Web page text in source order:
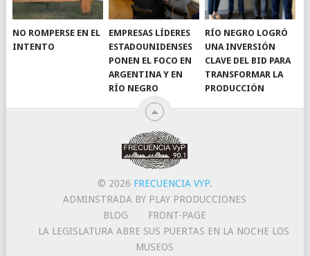
NO ROMPERSE EN EL
INTENTO
EMPRESAS LÍDERES
ESTADOUNIDENSES
PONEN EL FOCO EN
ARGENTINA Y EN
RÍO NEGRO
RÍO NEGRO LOGRÓ
UNA INVERSIÓN
CLAVE DEL BID PARA
TRANSFORMAR LA
PRODUCCIÓN
© 2026 FRECUENCIA VYP.
ADMINSTRADA BY PLAY PRODUCCIONES
BLOG
FRONT-PAGE
LA LEGISLATURA ABRE SUS PUERTAS EN LA NOCHE LOS
MUSEOS